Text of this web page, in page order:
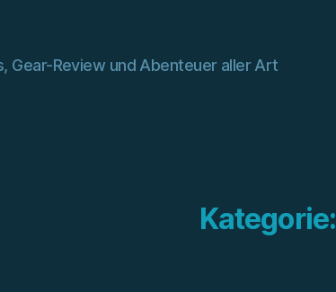
Gear-Review und Abenteuer aller Art
Kategorie: